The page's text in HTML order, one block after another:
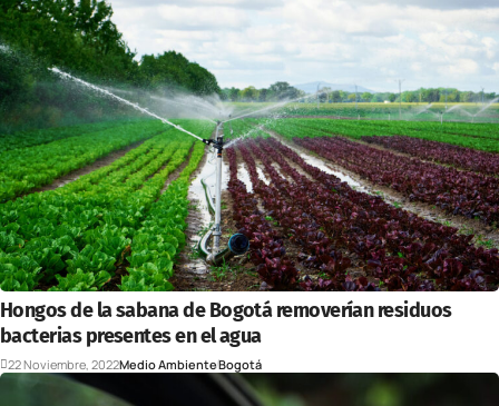
Hongos de la sabana de Bogotá removerían residuos
bacterias presentes en el agua
22 Noviembre, 2022Medio AmbienteBogotá